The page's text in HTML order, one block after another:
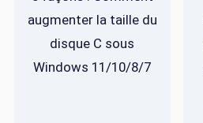
augmenter la taille du
disque C sous
Windows 11/10/8/7